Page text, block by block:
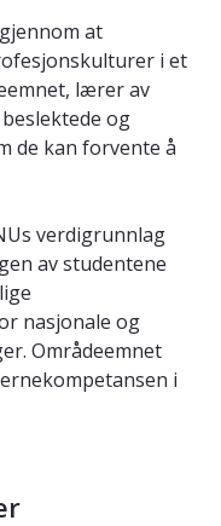
at
i et
lærer av
og
de kan forvente å
verdigrunnlag
av studentene
nasjonale og
Områdeemnet
i